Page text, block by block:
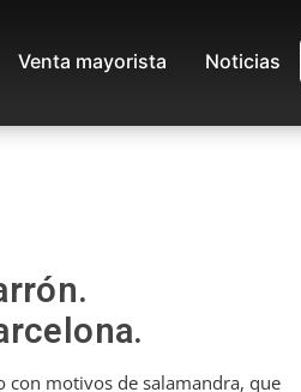
Venta mayorista Noticias
con motivos de salamandra, que